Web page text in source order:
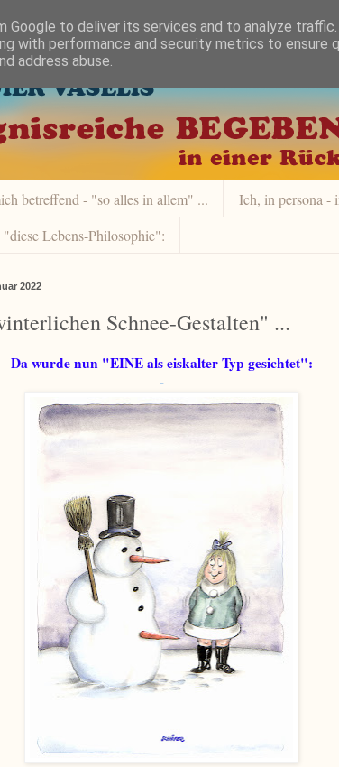
betreffend - "so alles in allem" ... Ich, in persona -
Lebens-Philosophie":
2022
Schnee-Gestalten" ...
Da wurde nun "EINE als eiskalter Typ gesichtet":
-
Google to deliver its services and to analyze
with performance and security metrics to ensure
address abuse.